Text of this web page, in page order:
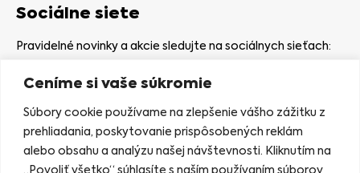
Ceníme si vaše súkromie
Súbory cookie používame na zlepšenie vášho zážitku z
prehliadania, poskytovanie prispôsobených reklám
alebo obsahu a analýzu našej návštevnosti. Kliknutím na
„Povoliť všetko“ súhlasíte s naším používaním súborov
Sociálne siete
Pravidelné novinky a akcie sledujte na sociálnych sieťach:
Kamenná predajňa